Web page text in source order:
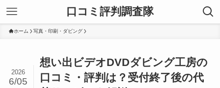
口コミ評判調査隊
ホーム 写真・印刷・ダビング
想い出ビデオDVDダビング工房の
口コミ・評判は？受付終了後の代
2026
6/05